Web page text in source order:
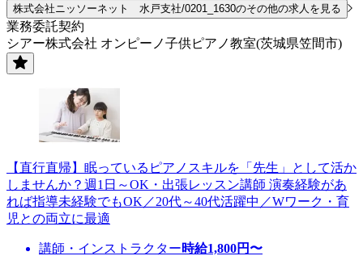
株式会社ニッソーネット 水戸支社/0201_1630のその他の求人を見る
業務委託契約
シアー株式会社 オンピーノ子供ピアノ教室(茨城県笠間市)
【直行直帰】眠っているピアノスキルを「先生」として活か
しませんか？週1日～OK・出張レッスン講師 演奏経験があ
れば指導未経験でもOK／20代～40代活躍中／Wワーク・育
児との両立に最適
講師・インストラクター時給1,800円〜